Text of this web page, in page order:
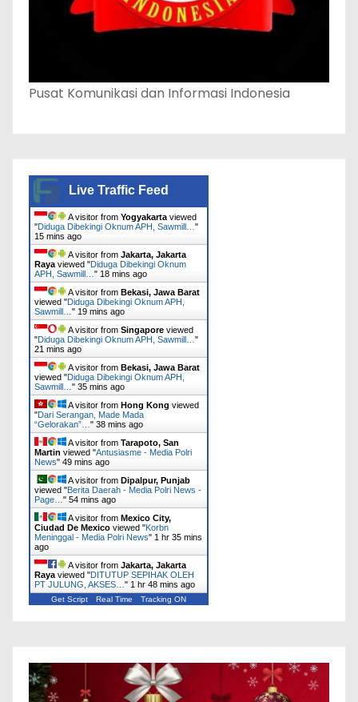
Pusat Komunikasi dan Informasi Indonesia
Live Traffic Feed
A visitor from Yogyakarta viewed
"Diduga Dibekingi Oknum APH, Sawmill… "
15 mins ago
A visitor from Jakarta, Jakarta
Raya viewed "Diduga Dibekingi Oknum
APH, Sawmill… " 18 mins ago
A visitor from Bekasi, Jawa Barat
viewed "Diduga Dibekingi Oknum APH,
Sawmill… " 19 mins ago
A visitor from Singapore viewed
"Diduga Dibekingi Oknum APH, Sawmill… "
21 mins ago
A visitor from Bekasi, Jawa Barat
viewed "Diduga Dibekingi Oknum APH,
Sawmill… " 35 mins ago
A visitor from Hong Kong viewed
"Dari Serangan, Made Mada
“Gelorakan”… " 38 mins ago
A visitor from Tarapoto, San
Martin viewed "Antusiasme - Media Polri
News" 49 mins ago
A visitor from Dipalpur, Punjab
viewed "Berita Daerah - Media Polri News -
Page… " 54 mins ago
A visitor from Mexico City,
Ciudad De Mexico viewed "Korbn
Meninggal - Media Polri News" 1 hr 35 mins
ago
A visitor from Jakarta, Jakarta
Raya viewed "DITUTUP SEPIHAK OLEH
PT JULUNG, AKSES… " 1 hr 48 mins ago
Get Script Real Time Tracking ON